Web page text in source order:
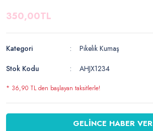
350,00TL
Kategori
Pikelik Kumaş
Stok Kodu
AHJX1234
* 36,90 TL den başlayan taksitlerle!
GELİNCE HABER VER